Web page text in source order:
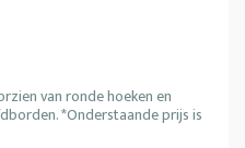
van ronde hoeken en
*Onderstaande prijs is